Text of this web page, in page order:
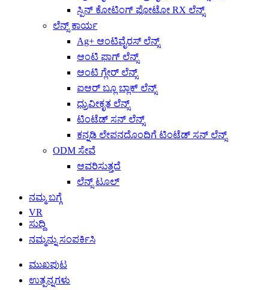
ಸ್ಪಿನ್ ಕೋಟಿಂಗ್ ಫೋಟೋ RX ಲೆನ್ಸ್
ಲೆನ್ಸ್ ಕಾರ್ಯ
Ag+ ಆಂಟಿವೈರಸ್ ಲೆನ್ಸ್
ಆಂಟಿ ಫಾಗ್ ಲೆನ್ಸ್
ಆಂಟಿ ಗ್ಲೇರ್ ಲೆನ್ಸ್
ಐಆರ್ ಬ್ಲೂ ಬ್ಲಾಕ್ ಲೆನ್ಸ್
ಧ್ರುವೀಕೃತ ಲೆನ್ಸ್
ಟಿಂಟೆಡ್ ಸನ್ ಲೆನ್ಸ್
ಕನ್ನಡಿ ಲೇಪನದೊಂದಿಗೆ ಟಿಂಟೆಡ್ ಸನ್ ಲೆನ್ಸ್
ODM ಸೇವೆ
ಆವರಿಸುತ್ತದೆ
ಲೆನ್ಸ್ ಟೂಲ್
ನಮ್ಮ ಬಗ್ಗೆ
VR
ಸುದ್ದಿ
ನಮ್ಮನ್ನು ಸಂಪರ್ಕಿಸಿ
ಮುಖಪುಟ
ಉತ್ಪನ್ನಗಳು